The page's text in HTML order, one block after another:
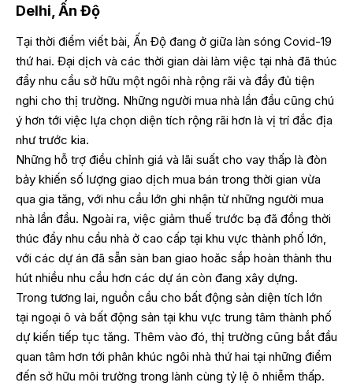
Delhi, Ấn Độ
Tại thời điểm viết bài, Ấn Độ đang ở giữa làn sóng Covid-19
thứ hai. Đại dịch và các thời gian dài làm việc tại nhà đã thúc
đẩy nhu cầu sở hữu một ngôi nhà rộng rãi và đầy đủ tiện
nghi cho thị trường. Những người mua nhà lần đầu cũng chú
ý hơn tới việc lựa chọn diện tích rộng rãi hơn là vị trí đắc địa
như trước kia.
Những hỗ trợ điều chỉnh giá và lãi suất cho vay thấp là đòn
bảy khiến số lượng giao dịch mua bán trong thời gian vừa
qua gia tăng, với nhu cầu lớn ghi nhận từ những người mua
nhà lần đầu. Ngoài ra, việc giảm thuế trước bạ đã đồng thời
thúc đẩy nhu cầu nhà ở cao cấp tại khu vực thành phố lớn,
với các dự án đã sẵn sàn ban giao hoăc sắp hoàn thành thu
hút nhiều nhu cầu hơn các dự án còn đang xây dựng.
Trong tương lai, nguồn cầu cho bất động sản diện tích lớn
tại ngoại ô và bất động sản tại khu vực trung tâm thành phố
dự kiến tiếp tục tăng. Thêm vào đó, thị trường cũng bắt đầu
quan tâm hơn tới phân khúc ngôi nhà thứ hai tại những điểm
đến sở hữu môi trường trong lành cùng tỷ lệ ô nhiễm thấp.